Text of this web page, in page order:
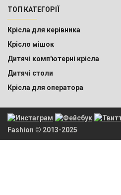
ТОП КАТЕГОРІЇ
Крісла для керівника
Крісло мішок
Дитячі комп'ютерні крісла
Дитячі столи
Крісла для оператора
Fashion © 2013-2025